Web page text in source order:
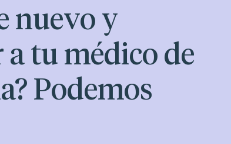
nuevo y
a tu médico de
Podemos